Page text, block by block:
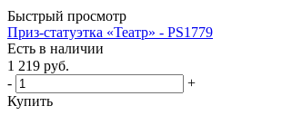
Быстрый просмотр
Приз-статуэтка «Театр» - PS1779
Есть в наличии
1 219 руб.
-
+
Купить